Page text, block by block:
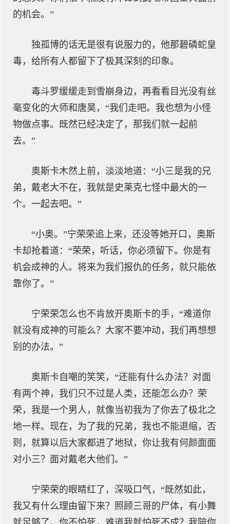
的机会。”
独孤博的话无是很有说服力的，他那碧磷蛇皇
毒，给所有人都留下了极其深刻的印象。
毒斗罗缓缓走到雪崩身边，再看看目光没有丝
毫变化的大师和唐昊，“我们走吧。我也想为小怪
物做点事。既然已经决定了，那我们就一起前
去。”
奥斯卡木然上前，淡淡地道：“小三是我的兄
弟，戴老大不在，我就是史莱克七怪中最大的一
个。一起去吧。”
“小奥。”宁荣荣追上来，还没等她开口，奥斯
卡却抢着道：“荣荣，听话，你必须留下。你是有
机会成神的人。将来为我们报仇的任务，就只能依
靠你了。”
宁荣荣怎么也不肯放开奥斯卡的手，“难道你
就没有成神的可能么？大家不要冲动，我们再想想
别的办法。”
奥斯卡自嘲的笑笑，“还能有什么办法？对面
有两个神，我们只不过是人类，还能怎么办？荣
荣，我是一个男人，就像当初我为了你去了极北之
地一样。现在，为了我的兄弟，我也不能退缩，否
则，就算以后大家都进了地狱，你让我有何颜面面
对小三？面对戴老大他们。”
宁荣荣的眼睛红了，深吸口气，“既然如此，
我又有什么理由留下来？照顾三哥的尸体，有小舞